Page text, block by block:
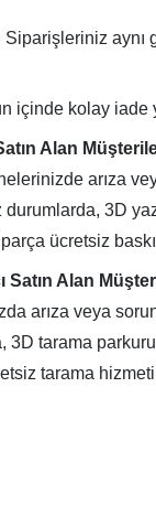
Siparişleriniz aynı
içinde kolay iade
Alan
arıza
durumlarda, 3D
ücretsiz
Satın Alan
arıza veya
3D tarama
tarama